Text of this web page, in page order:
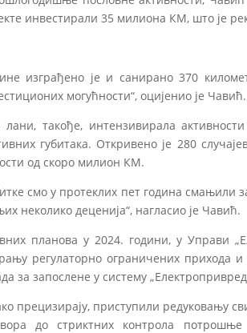
инвестирали 35 милиона КМ, што је
изграђено је и санирано 370
могућности“, оцијенио је Чавић.
лани, такође, интензивирала
губитака. Откривено је 280
од скоро милион КМ.
смо у протеклих пет година смањили
неколико деценија“, нагласио је Чавић.
планова у 2024. години, у Управи
регулаторно ограничених прихода
за запослене у систему
прецизирају, приступили редуковању
до стриктних контрола